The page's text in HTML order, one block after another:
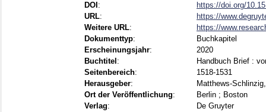
DOI :
https://doi.org/
URL:
https://
Weitere URL:
https://
Dokumenttyp:
Buchkapitel
Erscheinungsjahr:
2020
Buchtitel :
Handbuch Brief :
Seitenbereich:
1518-1531
Herausgeber:
Matthews-
Ort der Veröffentlichung:
Berlin ; Boston
Verlag:
De Gruyter